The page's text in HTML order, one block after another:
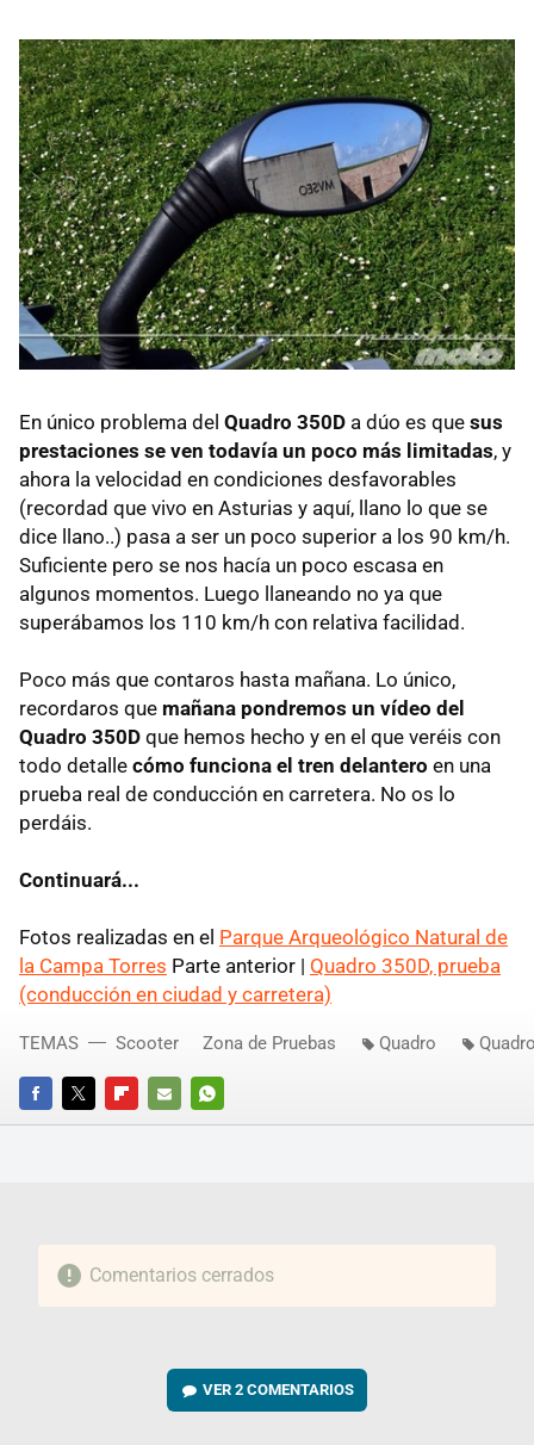
En único problema del Quadro 350D a dúo es que sus
prestaciones se ven todavía un poco más limitadas, y
ahora la velocidad en condiciones desfavorables
(recordad que vivo en Asturias y aquí, llano lo que se
dice llano..) pasa a ser un poco superior a los 90 km/h.
Suficiente pero se nos hacía un poco escasa en
algunos momentos. Luego llaneando no ya que
superábamos los 110 km/h con relativa facilidad.
Poco más que contaros hasta mañana. Lo único,
recordaros que mañana pondremos un vídeo del
Quadro 350D que hemos hecho y en el que veréis con
todo detalle cómo funciona el tren delantero en una
prueba real de conducción en carretera. No os lo
perdáis.
Continuará...
Fotos realizadas en el Parque Arqueológico Natural de
la Campa Torres Parte anterior | Quadro 350D, prueba
(conducción en ciudad y carretera)
FACEBOOKTWITTERFLIPBOARD
E-
WHATSAPP
TEMAS Scooter Zona de Pruebas Quadro
Comentarios cerrados
VER2 COMENTARIOS